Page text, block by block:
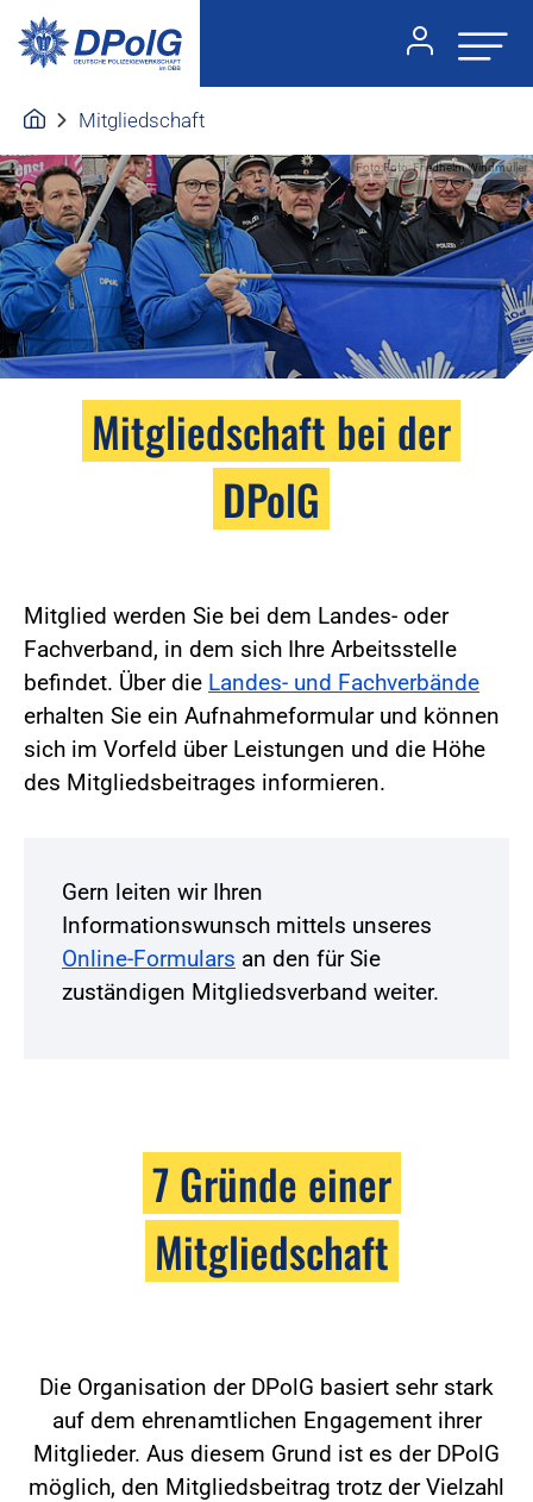
Mitgliedschaft
Foto:Foto: Friedhelm Windmüller
Mitgliedschaft bei der
DPolG
Mitglied werden Sie bei dem Landes- oder
Fachverband, in dem sich Ihre Arbeitsstelle
befindet. Über die Landes- und Fachverbände
erhalten Sie ein Aufnahmeformular und können
sich im Vorfeld über Leistungen und die Höhe
des Mitgliedsbeitrages informieren.
Gern leiten wir Ihren
Informationswunsch mittels unseres
Online-Formulars an den für Sie
zuständigen Mitgliedsverband weiter.
7 Gründe einer
Mitgliedschaft
Die Organisation der DPolG basiert sehr stark
auf dem ehrenamtlichen Engagement ihrer
Mitglieder. Aus diesem Grund ist es der DPolG
möglich, den Mitgliedsbeitrag trotz der Vielzahl